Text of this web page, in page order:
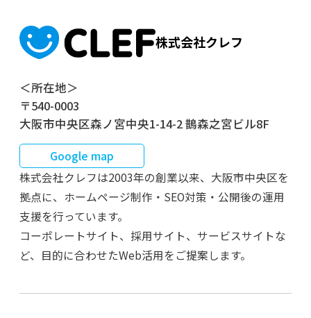
株式会社クレフ
＜所在地＞
〒540-0003
大阪市中央区森ノ宮中央1-14-2 鵲森之宮ビル8F
Google map
株式会社クレフは2003年の創業以来、大阪市中央区を
拠点に、ホームページ制作・SEO対策・公開後の運用
支援を行っています。
コーポレートサイト、採用サイト、サービスサイトな
ど、目的に合わせたWeb活用をご提案します。